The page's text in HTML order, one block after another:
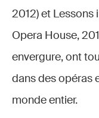
2012) et Lessons
Opera House,
envergure, ont
dans des opéras
monde entier.